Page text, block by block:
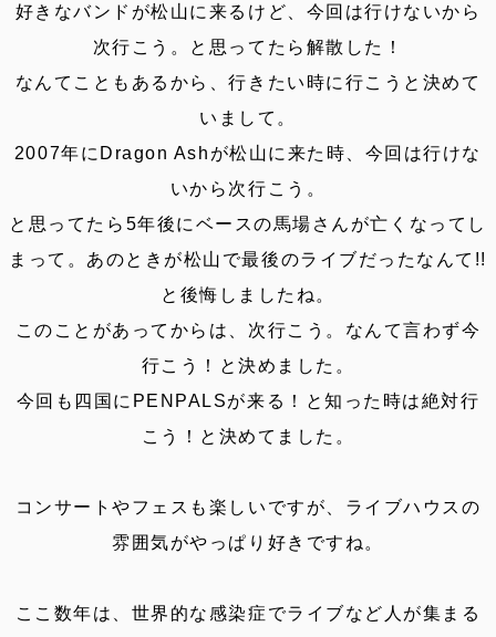
好きなバンドが松山に来るけど、今回は行けないから
次行こう。と思ってたら解散した！
なんてこともあるから、行きたい時に行こうと決めて
いまして。
2007年にDragon Ashが松山に来た時、今回は行けな
いから次行こう。
と思ってたら5年後にベースの馬場さんが亡くなってし
まって。あのときが松山で最後のライブだったなんて!!
と後悔しましたね。
このことがあってからは、次行こう。なんて言わず今
行こう！と決めました。
今回も四国にPENPALSが来る！と知った時は絶対行
こう！と決めてました。
コンサートやフェスも楽しいですが、ライブハウスの
雰囲気がやっぱり好きですね。
ここ数年は、世界的な感染症でライブなど人が集まる